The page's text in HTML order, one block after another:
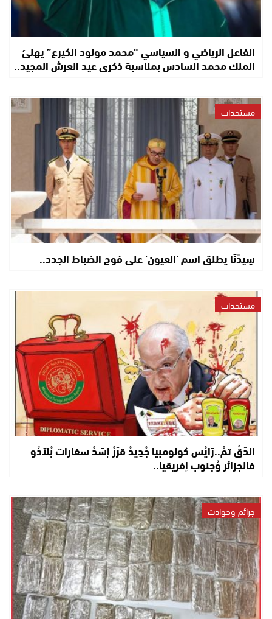
الفاعل الرياضي و السياسي “محمد مولود الكيرع” يهنئ
الملك محمد السادس بمناسبة ذكرى عيد العرش المجيد..
مستجدات
سِيدْنَا يطلق اسم ‘العيون’ على فوج الضباط الجدد..
مستجدات
الدَّقْ تَمْ..رَايْس كولومبيا جْدِيدْ قرَّرْ إِسَدْ سفارات بْلاَدُو
فالجزائر وُجنوب إفريقيا..
جرائم وحوادث